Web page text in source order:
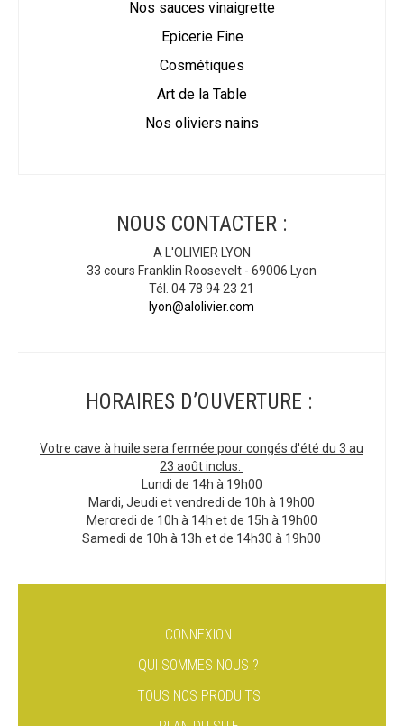
Nos sauces vinaigrette
Epicerie Fine
Cosmétiques
Art de la Table
Nos oliviers nains
NOUS CONTACTER :
A L'OLIVIER LYON
33 cours Franklin Roosevelt - 69006 Lyon
Tél. 04 78 94 23 21
lyon@alolivier.com
HORAIRES D’OUVERTURE :
Votre cave à huile sera fermée pour congés d'été du 3 au
23 août inclus.
Lundi de 14h à 19h00
Mardi, Jeudi et vendredi de 10h à 19h00
Mercredi de 10h à 14h et de 15h à 19h00
Samedi de 10h à 13h et de 14h30 à 19h00
CONNEXION
QUI SOMMES NOUS ?
TOUS NOS PRODUITS